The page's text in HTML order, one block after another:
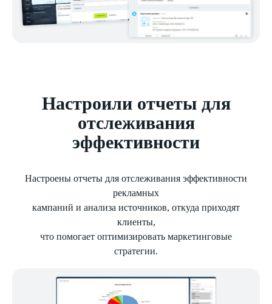
Настроили отчеты для
отслеживания
эффективности
Настроены отчеты для отслеживания эффективности
рекламных
кампаний и анализа источников, откуда приходят
клиенты,
что помогает оптимизировать маркетинговые
стратегии.